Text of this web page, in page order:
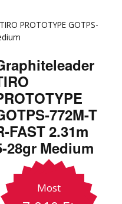
PROTOTYPE GOTPS-
772M-T
FAST 2.31m
28gr Medium
Most